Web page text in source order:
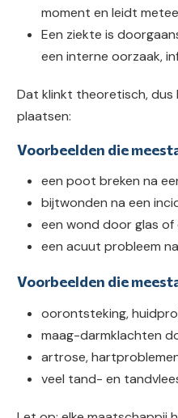
moment en leidt
Een ziekte is
een interne oorzaak,
Dat klinkt theoretisch, dus
plaatsen:
Voorbeelden die
een poot breken na
bijtwonden na een
een wond door glas of
een acuut probleem
Voorbeelden die
oorontsteking,
maag-darmklachten
artrose,
veel tand- en